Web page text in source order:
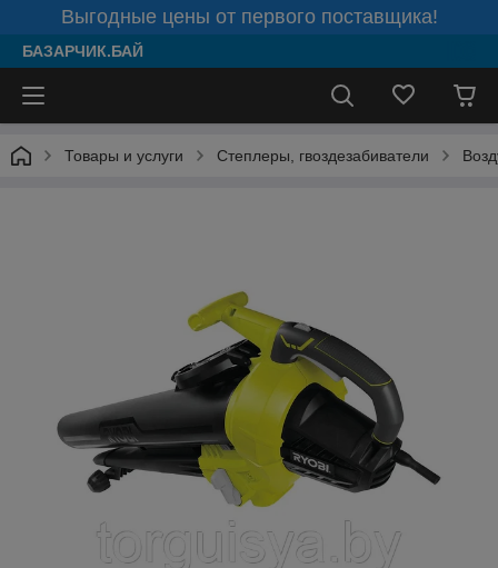
Выгодные цены от первого поставщика!
БАЗАРЧИК.БАЙ
Товары и услуги Степлеры, гвоздезабиватели